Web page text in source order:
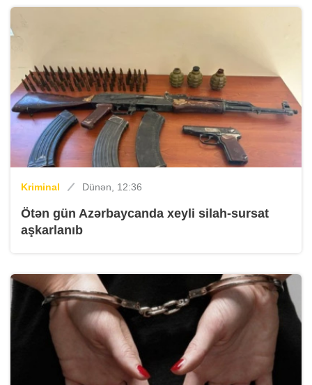
Kriminal Dünən, 12:36
Ötən gün Azərbaycanda xeyli silah-sursat
aşkarlanıb